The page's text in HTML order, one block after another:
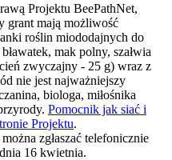
Projektu BeePathNet,
grant mają możliwość
roślin miododajnych do
mak polny, szałwia
zwyczajny - 25 g) wraz z
nie jest najważniejszy
biologa, miłośnika
Pomocnik jak siać i
Projektu.
zgłaszać telefonicznie
16 kwietnia.